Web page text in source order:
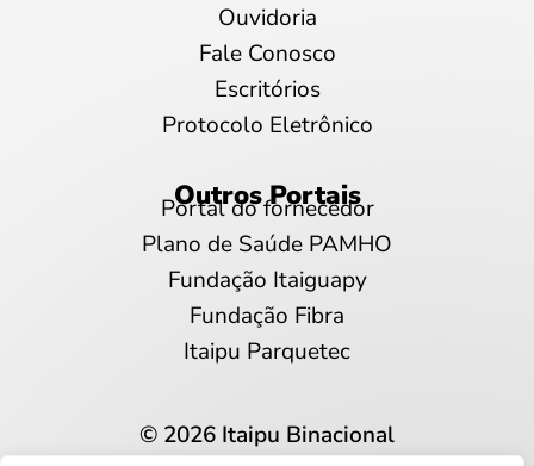
Ouvidoria
Fale Conosco
Escritórios
Protocolo Eletrônico
Outros Portais
Portal do fornecedor
Plano de Saúde PAMHO
Fundação Itaiguapy
Fundação Fibra
Itaipu Parquetec
© 2026 Itaipu Binacional